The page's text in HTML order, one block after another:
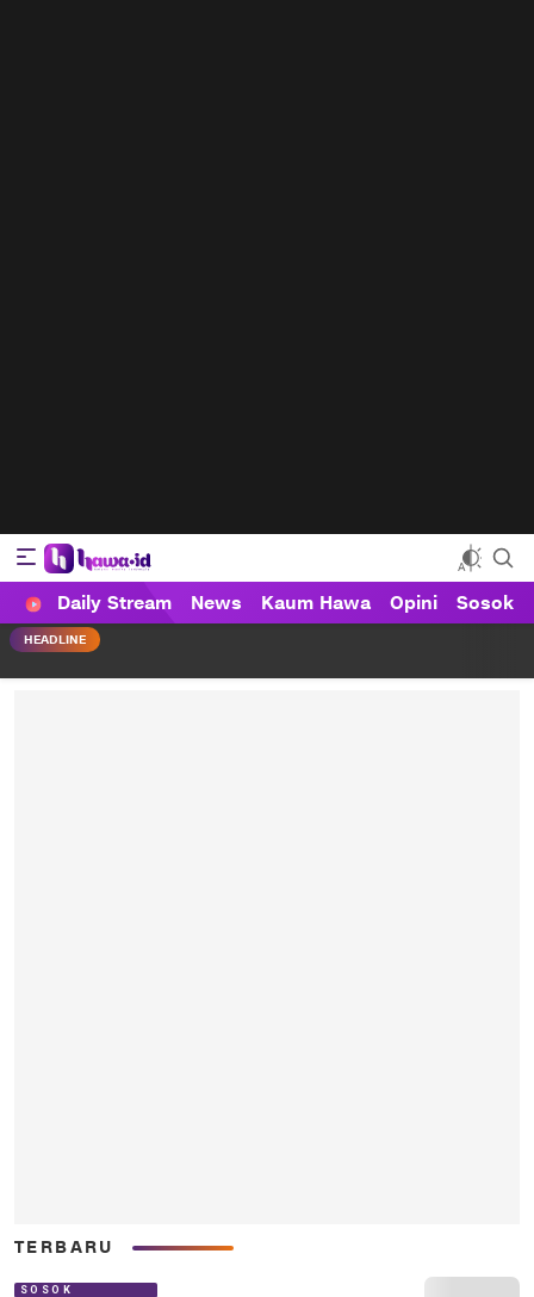
HAWA
Haluan Wanita Indonesia
Daily Stream News Kaum Hawa Opini Sosok
HEADLINE
TERBARU
SOSOK